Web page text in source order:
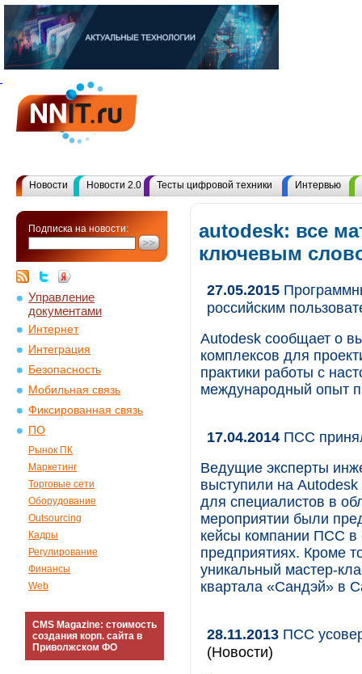
Новости Новости 2.0 Тесты цифровой техники Интервью
Подписка на новости:
Управление
документами
Интернет
Интеграция
Безопасность
Мобильная связь
Фиксированная связь
ПО
Рынок ПК
Маркетинг
Торговые сети
Оборудование
Outsourcing
Кадры
Регулирование
Финансы
Web
CMS Magazine: стоимость
создания корп. сайта в
Приволжском ФО
autodesk: все
ключевым
27.05.2015
российским
Autodesk сообщает о
комплексов для
практики работы с
международный опыт
17.04.2014 ПСС
Ведущие эксперты
выступили на
для специалистов в
мероприятии были
кейсы компании ПСС в
предприятиях. Кроме
уникальный мастер-
квартала «Сандэй» в
28.11.2013 ПСС
(Новости)